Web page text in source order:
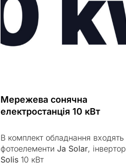
Мережева сонячна
електростанція 10 кВт
В комплект обладнання входять
фотоелементиJa Solar, інвертор
Solis 10 кВт